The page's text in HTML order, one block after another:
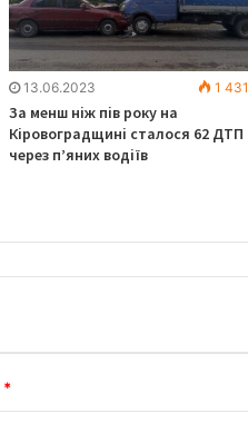
13.06.2023 1 431
За менш ніж пів року на
Кіровоградщині сталося 62 ДТП
через п’яних водіїв
*